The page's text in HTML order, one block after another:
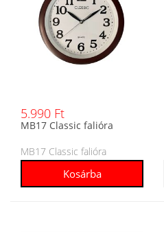
5.990 Ft
MB17 Classic falióra
MB17 Classic falióra